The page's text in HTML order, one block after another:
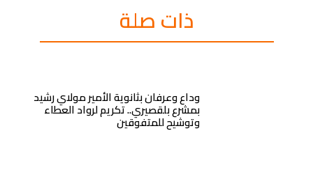
ذات صلة
وداع وعرفان بثانوية الأمير مولاي رشيد
بمشرع بلقصيري.. تكريم لرواد العطاء
وتوشيح للمتفوقين